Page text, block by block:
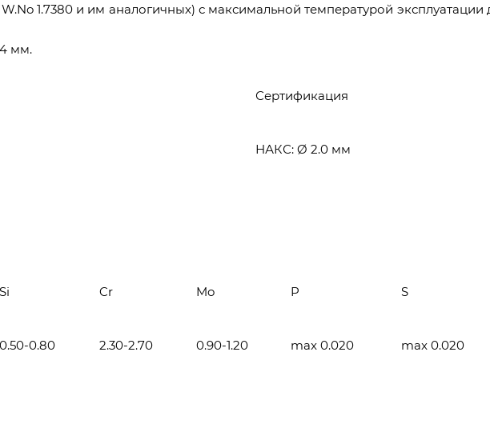
W.No 1.7380 и им аналогичных) с максимальной температурой эксплуатации
мм.
Сертификация
НАКС: Ø 2.0 мм
Si Cr Mo P S
0.50-0.80 2.30-2.70 0.90-1.20 max 0.020 max 0.020